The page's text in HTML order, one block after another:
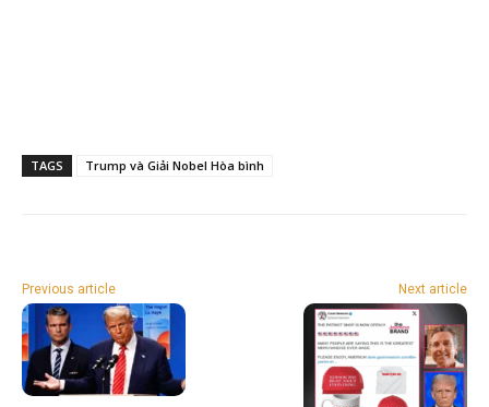
TAGS Trump và Giải Nobel Hòa bình
Previous article Next article